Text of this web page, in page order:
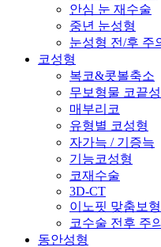
안심 눈 재수술
중년 눈성형
눈성형 전/후 주
코성형
복코&콧볼축소
무보형물 코끝
매부리코
유형별 코성형
자가늑 / 기증늑
기능코성형
코재수술
3D-CT
이노핏 맞춤보
코수술 전후 주
동안성형